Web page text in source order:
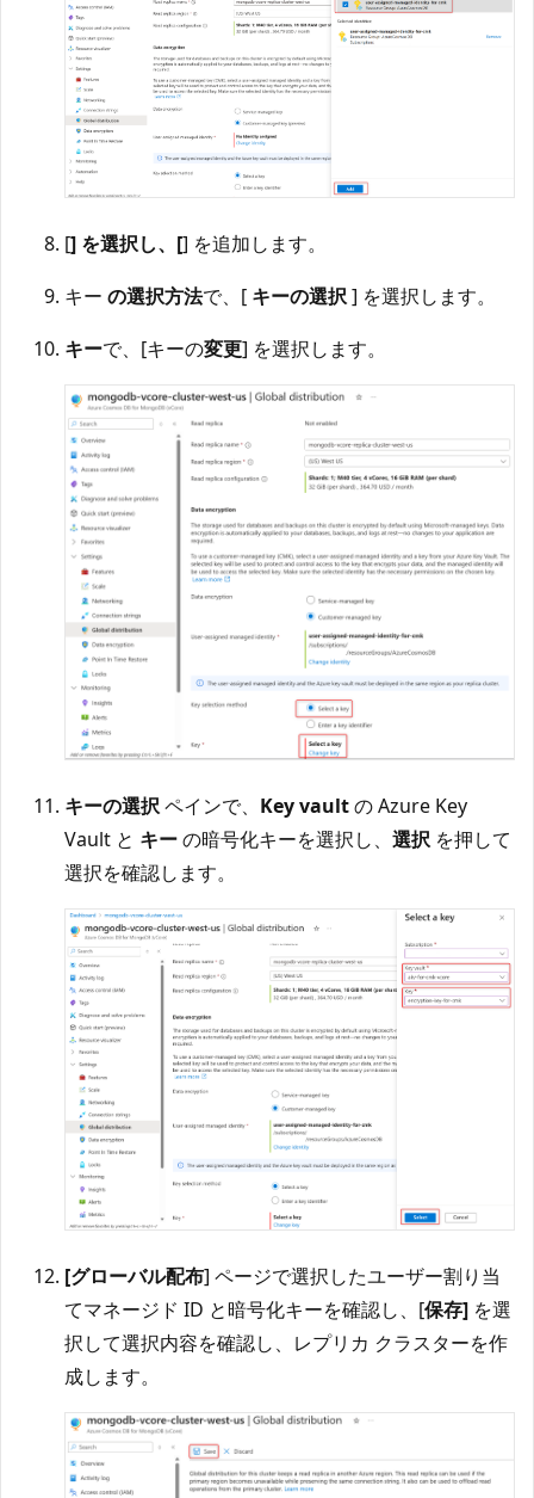
[] を選択し、[] を追加します。
キー の選択方法で、[ キーの選択] を選択します。
キーで、[キーの変更] を選択します。
キーの選択ペインで、 Key vaultの Azure Key
Vault と キーの暗号化キーを選択し、 選択 を押して
選択を確認します。
[グローバル配布] ページで選択したユーザー割り当
てマネージド ID と暗号化キーを確認し、[保存] を選
択して選択内容を確認し、レプリカ クラスターを作
成します。